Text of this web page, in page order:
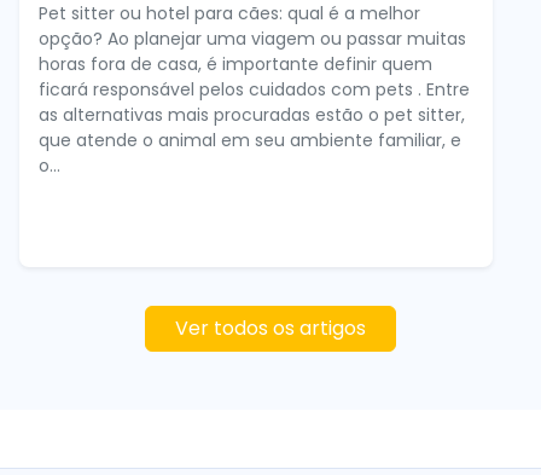
Pet sitter ou hotel para cães: qual é a melhor
opção? Ao planejar uma viagem ou passar muitas
horas fora de casa, é importante definir quem
ficará responsável pelos cuidados com pets . Entre
as alternativas mais procuradas estão o pet sitter,
que atende o animal em seu ambiente familiar, e
o...
Ver todos os artigos